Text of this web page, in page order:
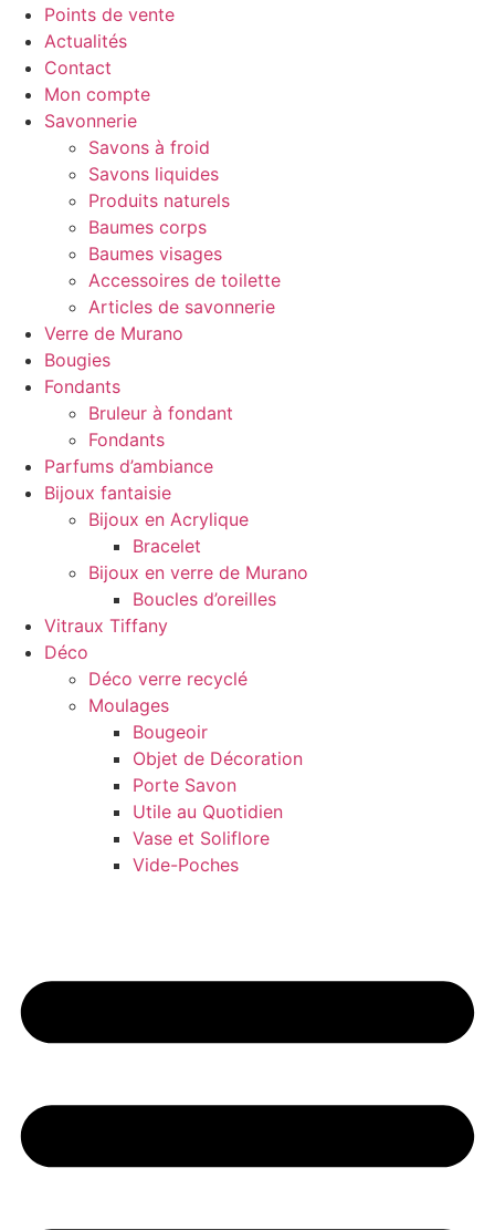
Points de vente
Actualités
Contact
Mon compte
Savonnerie
Savons à froid
Savons liquides
Produits naturels
Baumes corps
Baumes visages
Accessoires de toilette
Articles de savonnerie
Verre de Murano
Bougies
Fondants
Bruleur à fondant
Fondants
Parfums d’ambiance
Bijoux fantaisie
Bijoux en Acrylique
Bracelet
Bijoux en verre de Murano
Boucles d’oreilles
Vitraux Tiffany
Déco
Déco verre recyclé
Moulages
Bougeoir
Objet de Décoration
Porte Savon
Utile au Quotidien
Vase et Soliflore
Vide-Poches